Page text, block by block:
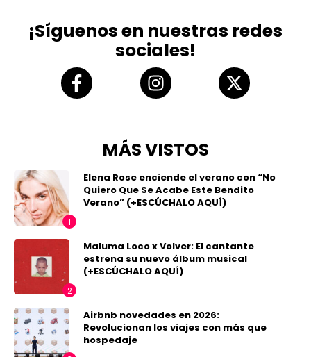
¡Síguenos en nuestras redes
sociales!
MÁS VISTOS
Elena Rose enciende el verano con “No
Quiero Que Se Acabe Este Bendito
Verano” (+ESCÚCHALO AQUÍ)
Maluma Loco x Volver: El cantante
estrena su nuevo álbum musical
(+ESCÚCHALO AQUÍ)
Airbnb novedades en 2026:
Revolucionan los viajes con más que
hospedaje